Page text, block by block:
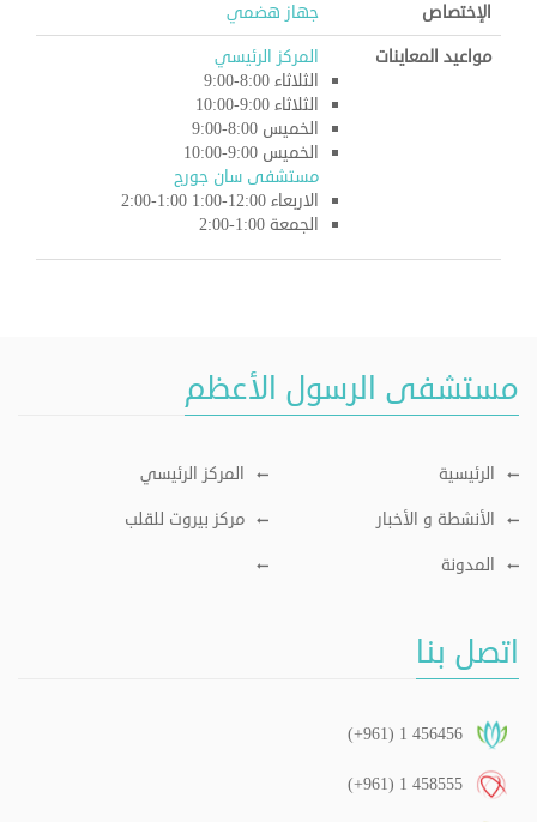
الإختصاص
جهاز هضمي
مواعيد المعاينات
المركز الرئيسي
الثلاثاء 8:00-9:00
الثلاثاء 9:00-10:00
الخميس 8:00-9:00
الخميس 9:00-10:00
مستشفى سان جورج
الاربعاء 12:00-1:00 1:00-2:00
الجمعة 1:00-2:00
مستشفى الرسول الأعظم
الرئيسية
المركز الرئيسي
الأنشطة و الأخبار
مركز بيروت للقلب
المدونة
اتصل بنا
(+961) 1 456456
(+961) 1 458555